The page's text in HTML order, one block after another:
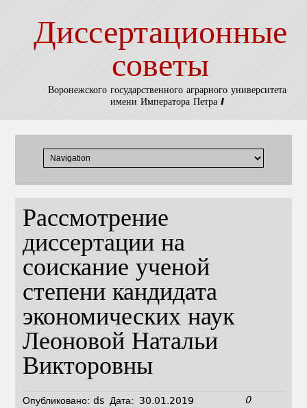
Диссертационные
советы
Воронежского государственного аграрного университета
имени Императора Петра I
Рассмотрение
диссертации на
соискание ученой
степени кандидата
экономических наук
Леоновой Натальи
Викторовны
Опубликовано: ds Дата: 30.01.2019 0